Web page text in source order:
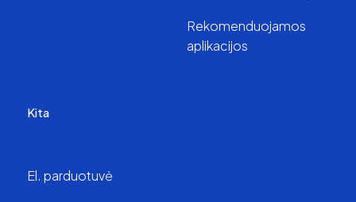
Rekomenduojamos
aplikacijos
Kita
El. parduotuvė